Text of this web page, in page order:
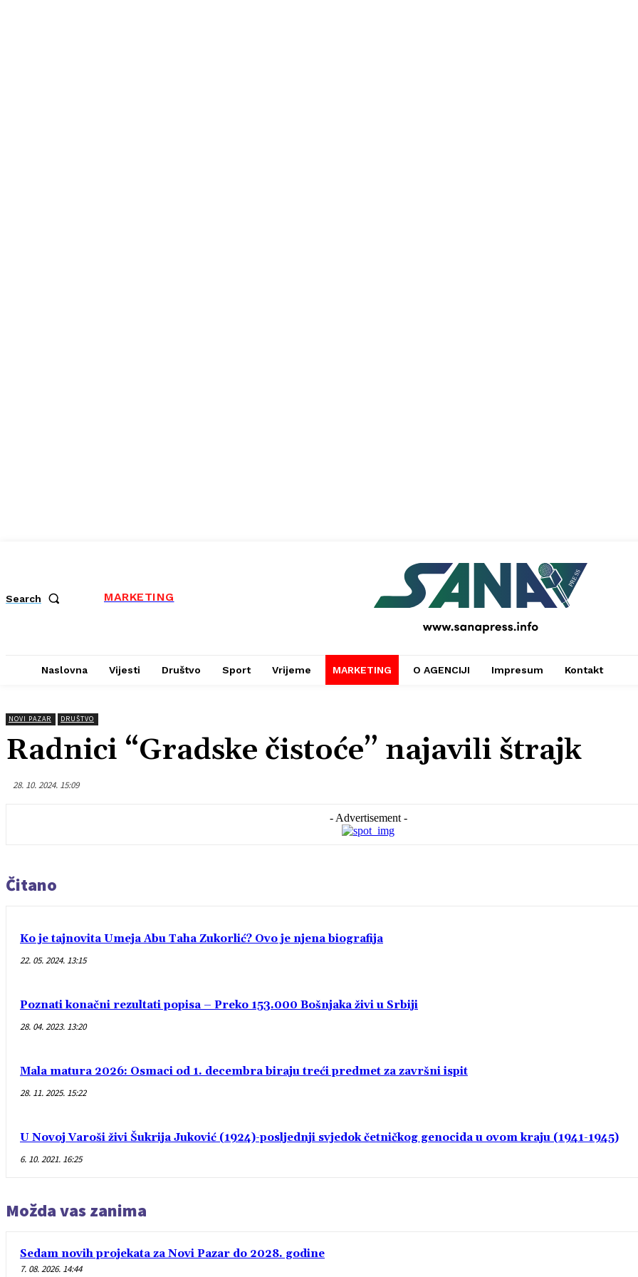
Search MARKETING
PRESS
Naslovna Vijesti Društvo Sport Vrijeme MARKETING O AGENCIJI Impresum Kontakt
NOVI PAZAR DRUŠTVO
Radnici “Gradske čistoće” najavili štrajk
28. 10. 2024. 15:09
- Advertisement -
Čitano
Ko je tajnovita Umeja Abu Taha Zukorlić? Ovo je njena biografija
22. 05. 2024. 13:15
Poznati konačni rezultati popisa – Preko 153.000 Bošnjaka živi u Srbiji
28. 04. 2023. 13:20
Mala matura 2026: Osmaci od 1. decembra biraju treći predmet za završni ispit
28. 11. 2025. 15:22
U Novoj Varoši živi Šukrija Juković (1924)-posljednji svjedok četničkog genocida u ovom kraju (1941-1945)
6. 10. 2021. 16:25
Možda vas zanima
Sedam novih projekata za Novi Pazar do 2028. godine
7. 08. 2026. 14:44